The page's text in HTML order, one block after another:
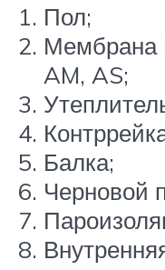
Пол;
Мембрана
AM, AS;
Балка;
Черновой